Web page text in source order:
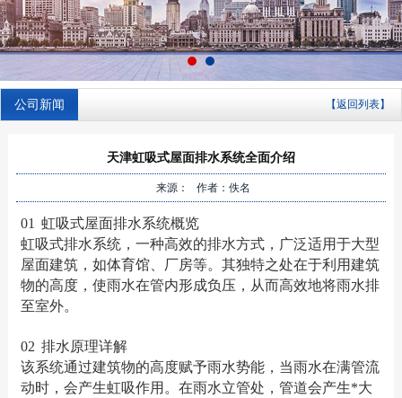
公司新闻 【返回列表】
天津虹吸式屋面排水系统全面介绍
来源： 作者：佚名
01 虹吸式屋面排水系统概览
虹吸式排水系统，一种高效的排水方式，广泛适用于大型
屋面建筑，如体育馆、厂房等。其独特之处在于利用建筑
物的高度，使雨水在管内形成负压，从而高效地将雨水排
至室外。
02 排水原理详解
该系统通过建筑物的高度赋予雨水势能，当雨水在满管流
动时，会产生虹吸作用。在雨水立管处，管道会产生*大